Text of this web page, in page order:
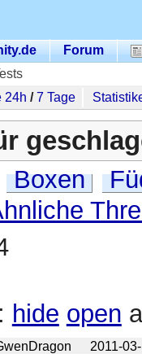
Forum
24h /7 Tage
Boxen
hide open
2011-